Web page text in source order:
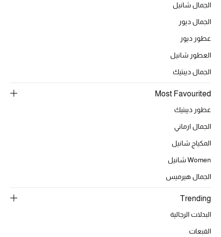
الجمال شانيل
الجمال ديور
عطور ديور
العطور شانيل
الجمال ديبتيك
Most Favourited
عطور ديبتيك
الجمال ارماني
المكياج شانيل
Women شانيل
الجمال هيرميس
Trending
البدلات الرجالية
القبعات